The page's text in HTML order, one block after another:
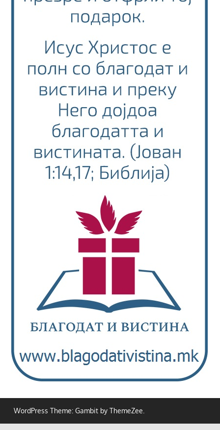
WordPress Theme: Gambit by ThemeZee.